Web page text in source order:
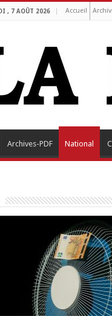
, 7 AOÛT 2026 Accueil
Archives-PDF National